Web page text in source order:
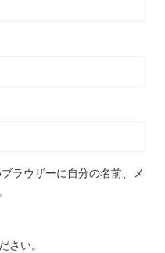
ラウザーに自分の名前、メ
さい。